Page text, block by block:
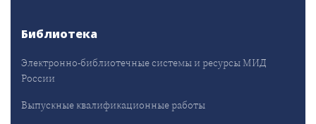
Библиотека
Электронно-библиотечные системы и ресурсы МИД
России
Выпускные квалификационные работы